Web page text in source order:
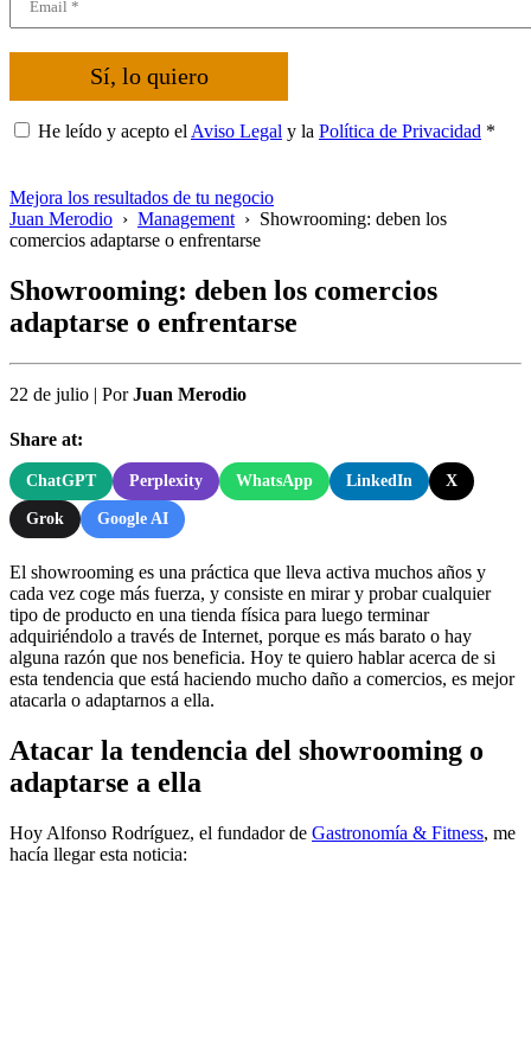
Sí, lo quiero
He leído y acepto el Aviso Legal y la Política de Privacidad *
Mejora los resultados de tu negocio
Juan Merodio › Management › Showrooming: deben los
comercios adaptarse o enfrentarse
Showrooming: deben los comercios
adaptarse o enfrentarse
22 de julio | PorJuan Merodio
Share at:
ChatGPT Perplexity WhatsApp LinkedIn X
Grok Google AI
El showrooming es una práctica que lleva activa muchos años y
cada vez coge más fuerza, y consiste en mirar y probar cualquier
tipo de producto en una tienda física para luego terminar
adquiriéndolo a través de Internet, porque es más barato o hay
alguna razón que nos beneficia. Hoy te quiero hablar acerca de si
esta tendencia que está haciendo mucho daño a comercios, es mejor
atacarla o adaptarnos a ella.
Atacar la tendencia del showrooming o
adaptarse a ella
Hoy Alfonso Rodríguez, el fundador de Gastronomía & Fitness, me
hacía llegar esta noticia: